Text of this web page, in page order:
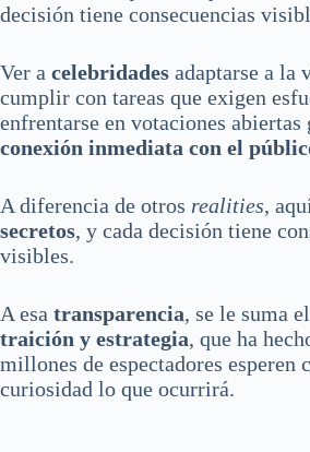
decisión tiene consecuencias
Ver a celebridades adaptarse a la
cumplir con tareas que exigen
enfrentarse en votaciones abiertas
conexión inmediata con el
A diferencia de otros realities,
secretos, y cada decisión tiene
visibles.
A esa transparencia, se le suma
traición y estrategia, que ha
millones de espectadores esperen
curiosidad lo que ocurrirá.